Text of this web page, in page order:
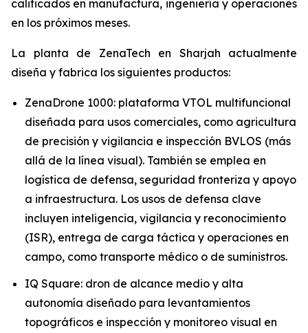
calificados en manufactura, ingeniería y operaciones
en los próximos meses.
La planta de ZenaTech en Sharjah actualmente
diseña y fabrica los siguientes productos:
ZenaDrone 1000: plataforma VTOL multifuncional
diseñada para usos comerciales, como agricultura
de precisión y vigilancia e inspección BVLOS (más
allá de la línea visual). También se emplea en
logística de defensa, seguridad fronteriza y apoyo
a infraestructura. Los usos de defensa clave
incluyen inteligencia, vigilancia y reconocimiento
(ISR), entrega de carga táctica y operaciones en
campo, como transporte médico o de suministros.
IQ Square: dron de alcance medio y alta
autonomía diseñado para levantamientos
topográficos e inspección y monitoreo visual en